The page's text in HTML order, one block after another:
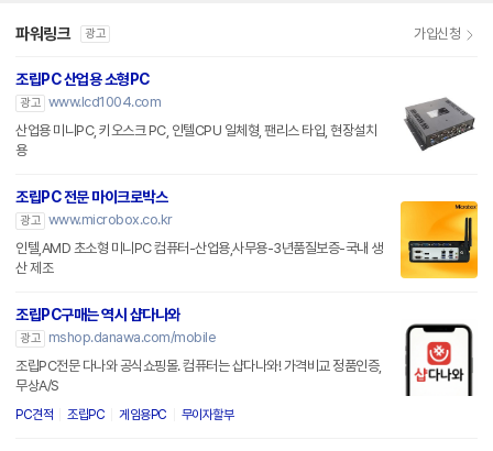
파워링크 광고 가입신청
조립PC 산업용 소형PC
광고 www.lcd1004.com
산업용 미니PC, 키오스크 PC, 인텔CPU 일체형, 팬리스 타입, 현장설치
용
조립PC 전문 마이크로박스
광고 www.microbox.co.kr
인텔,AMD 초소형 미니PC 컴퓨터-산업용,사무용-3년품질보증-국내 생
산 제조
조립PC구매는 역시 샵다나와
광고
mshop.danawa.com/mobile
조립PC전문 다나와 공식쇼핑몰. 컴퓨터는 샵다나와! 가격비교 정품인증,
무상A/S
PC견적 조립PC 게임용PC 무이자할부